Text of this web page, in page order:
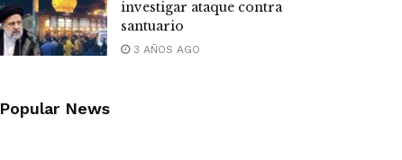
investigar ataque contra
santuario
3 AÑOS AGO
Popular News